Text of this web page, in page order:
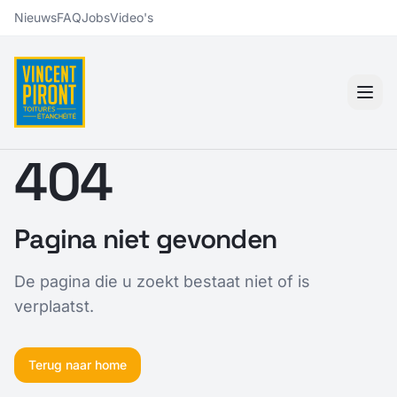
NieuwsFAQJobsVideo's
404
Pagina niet gevonden
De pagina die u zoekt bestaat niet of is
verplaatst.
Terug naar home